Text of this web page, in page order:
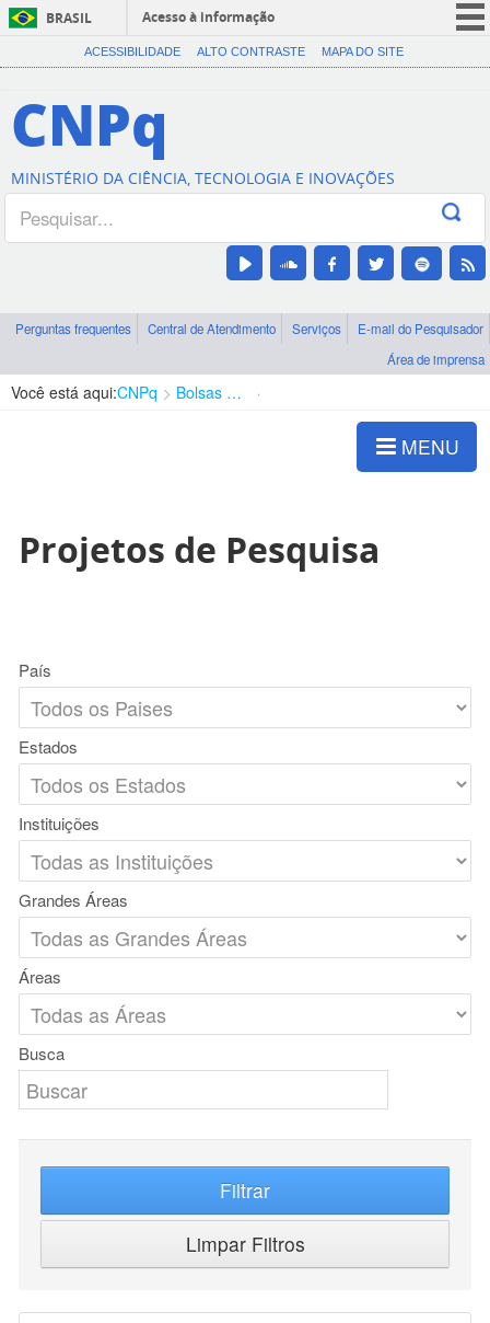
BRASIL
Acesso à informação
CORONAVÍRUS (COVID-19)
Canais
ACESSIBILIDADE ALTO CONTRASTE MAPA DO SITE
CNPq
MINISTÉRIO DA CIÊNCIA, TECNOLOGIA E INOVAÇÕES
Perguntas frequentes Central de Atendimento Serviços
E-mail do Pesquisador
Área de imprensa
Você está aqui:CNPq Bolsas e Auxílios Vigentes
MENU
Projetos de Pesquisa
País
Estados
Instituições
Grandes Áreas
Áreas
Busca
Filtrar
Limpar Filtros